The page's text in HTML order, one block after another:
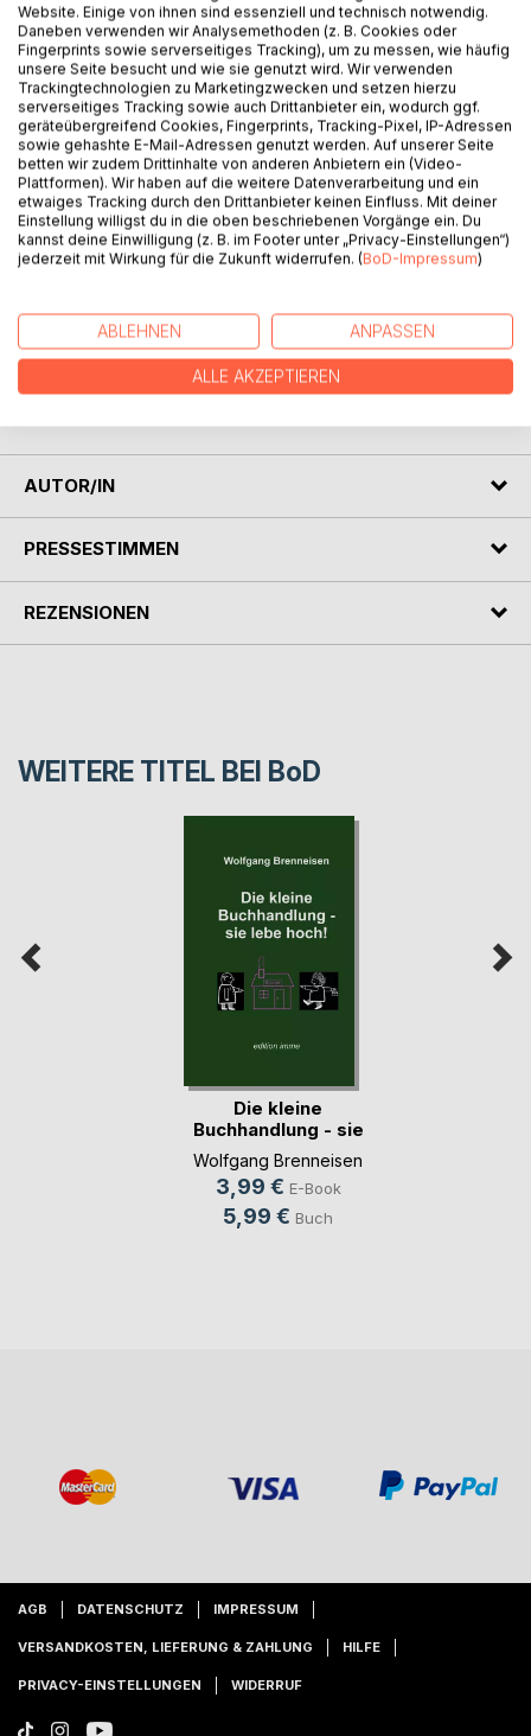
IN DEN WARENKORB
Auf die Merkliste
Titel bewerten
BESCHREIBUNG
Die moderne Lyrik wirft einige Rätsel auf. Hier berichtet ein
AUTOR/IN
PRESSESTIMMEN
REZENSIONEN
WEITERE TITEL BEI BoD
Die kleine
Buchhandlung - sie
lebe(...)
Wolfgang Brenneisen
3,99 € E-Book
5,99 € Buch
AGB DATENSCHUTZ IMPRESSUM
VERSANDKOSTEN, LIEFERUNG & ZAHLUNG HILFE
PRIVACY-EINSTELLUNGEN WIDERRUF
Website. Einige von ihnen sind essenziell und technisch notwendig.
Daneben verwenden wir Analysemethoden (z. B. Cookies oder
Fingerprints sowie serverseitiges Tracking), um zu messen, wie häufig
unsere Seite besucht und wie sie genutzt wird. Wir verwenden
Trackingtechnologien zu Marketingzwecken und setzen hierzu
serverseitiges Tracking sowie auch Drittanbieter ein, wodurch ggf.
geräteübergreifend Cookies, Fingerprints, Tracking-Pixel, IP-Adressen
sowie gehashte E-Mail-Adressen genutzt werden. Auf unserer Seite
betten wir zudem Drittinhalte von anderen Anbietern ein (Video-
Plattformen). Wir haben auf die weitere Datenverarbeitung und ein
etwaiges Tracking durch den Drittanbieter keinen Einfluss. Mit deiner
Einstellung willigst du in die oben beschriebenen Vorgänge ein. Du
kannst deine Einwilligung (z. B. im Footer unter „Privacy-Einstellungen“)
jederzeit mit Wirkung für die Zukunft widerrufen. (BoD-Impressum)
ABLEHNEN ANPASSEN
ALLE AKZEPTIEREN